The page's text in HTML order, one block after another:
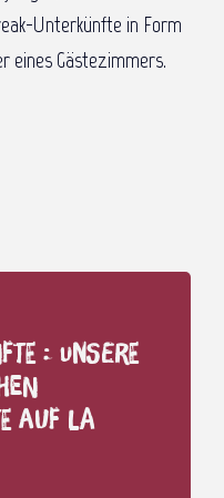
Unterkünfte in Form
eines Gästezimmers.
: unsere
auf La